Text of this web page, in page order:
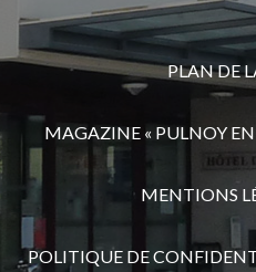
PLAN DE
MAGAZINE « PULNOY EN
MENTIONS
POLITIQUE DE